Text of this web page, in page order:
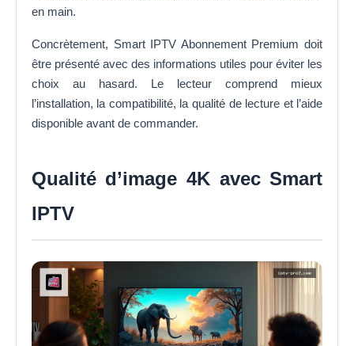
en main.
Concrètement, Smart IPTV Abonnement Premium doit
être présenté avec des informations utiles pour éviter les
choix au hasard. Le lecteur comprend mieux
l’installation, la compatibilité, la qualité de lecture et l’aide
disponible avant de commander.
Qualité d’image 4K avec Smart
IPTV